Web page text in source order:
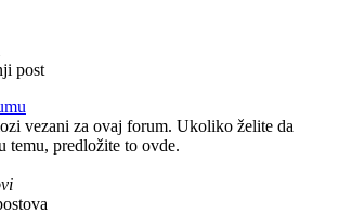
post
vezani za ovaj forum. Ukoliko želite da
temu, predložite to ovde.